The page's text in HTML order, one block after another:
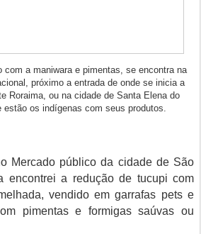
com a maniwara e pimentas, se encontra na
próximo a entrada de onde se inicia a
Roraima, ou na cidade de Santa Elena do
estão os indígenas com seus produtos.
Mercado público da cidade de São
encontrei a redução de tucupi com
vendido em garrafas pets e
pimentas e formigas saúvas ou